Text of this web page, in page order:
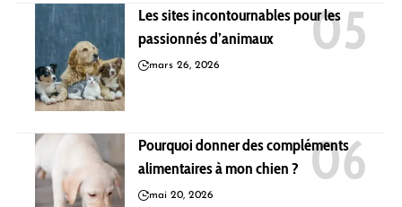
Les sites incontournables pour les
passionnés d’animaux
mars 26, 2026
Pourquoi donner des compléments
alimentaires à mon chien ?
mai 20, 2026